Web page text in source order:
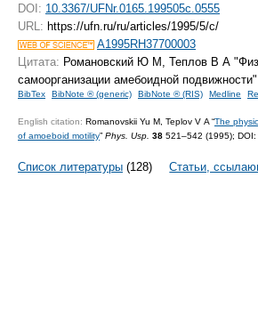
DOI: 10.3367/UFNr.0165.199505c.0555
URL: https://ufn.ru/ru/articles/1995/5/c/
A1995RH37700003
Цитата: Романовский Ю М, Теплов В А
самоорганизации амебоидной подвижности"
BibTex BibNote ® (generic) BibNote ® (RIS) Medline
English citation: Romanovskii Yu M, Teplov V A “The
of amoeboid motility” Phys. Usp. 38 521–542 (1995); DOI:
Список литературы (128) Статьи,